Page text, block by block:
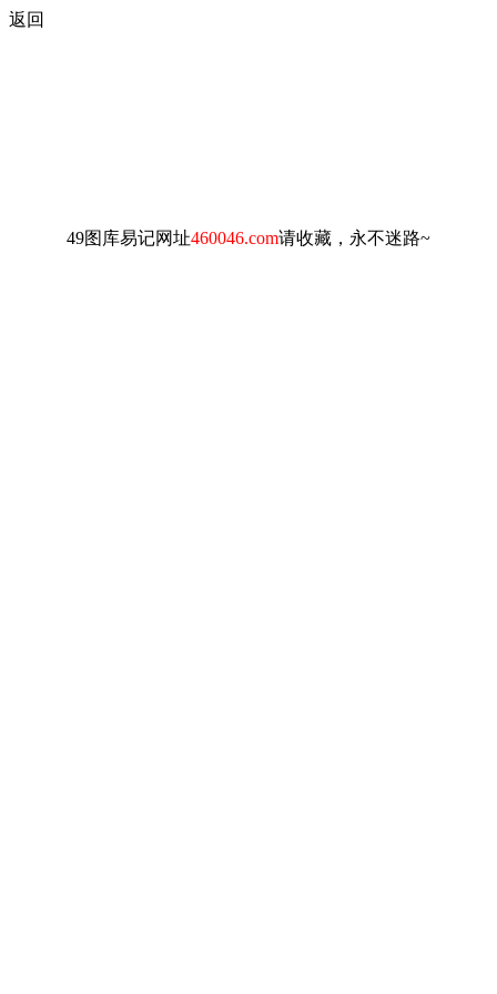
返回
49图库易记网址460046.com请收藏，永不迷路~